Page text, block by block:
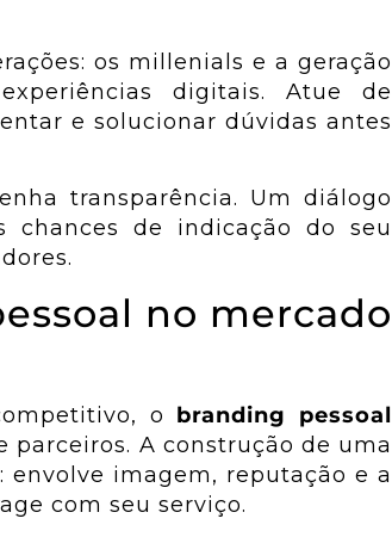
os millenials e a geração
digitais. Atue de
e solucionar dúvidas antes
transparência. Um diálogo
de indicação do seu
no mercado
o branding pessoal
A construção de uma
imagem, reputação e a
com seu serviço.